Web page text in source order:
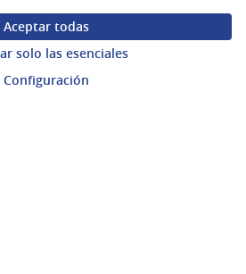
Aceptar todas
solo las esenciales
Configuración